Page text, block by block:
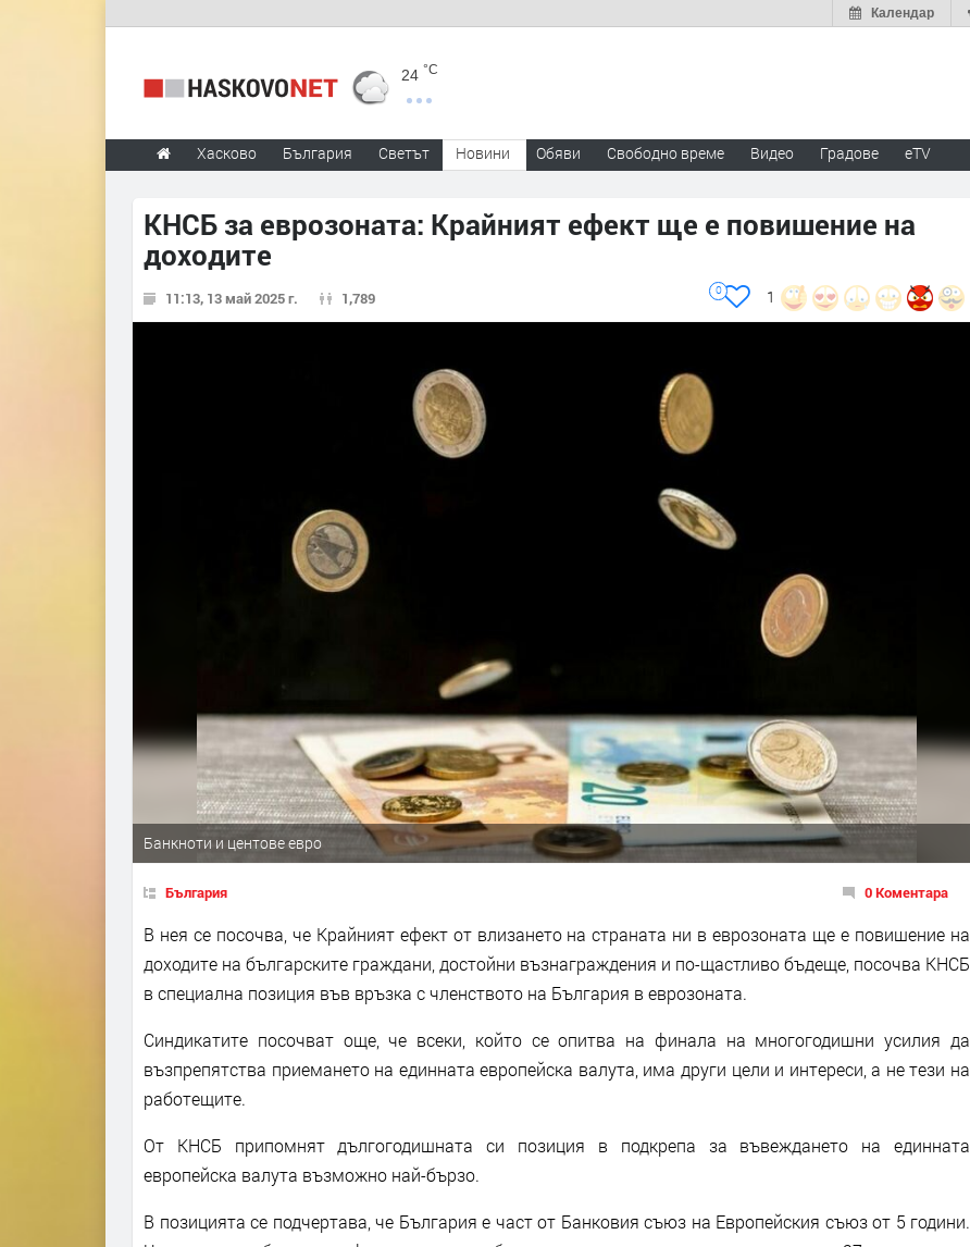
Календар
24 °C
Хасково България Светът Новини Обяви Свободно време Видео Градове eTV
КНСБ за еврозоната: Крайният ефект ще е повишение на
доходите
11:13, 13 май 2025 г. 1,789 1
0
Банкноти и центове евро
България 0 Коментара
В нея се посочва, че Крайният ефект от влизането на страната ни в еврозоната ще е повишение на
доходите на българските граждани, достойни възнаграждения и по-щастливо бъдеще, посочва КНСБ
в специална позиция във връзка с членството на България в eврозоната.
Синдикатите посочват още, че всеки, който се опитва на финала на многогодишни усилия да
възпрепятства приемането на единната европейска валута, има други цели и интереси, а не тези на
работещите.
От КНСБ припомнят дългогодишната си позиция в подкрепа за въвеждането на единната
европейска валута възможно най-бързо.
В позицията се подчертава, че България е част от Банковия съюз на Европейския съюз от 5 години.